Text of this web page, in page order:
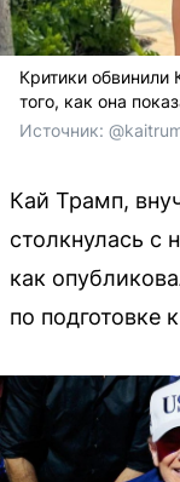
Критики обвинили
того, как она
Источник:
Кай Трамп,
столкнулась с
как
по подготовке